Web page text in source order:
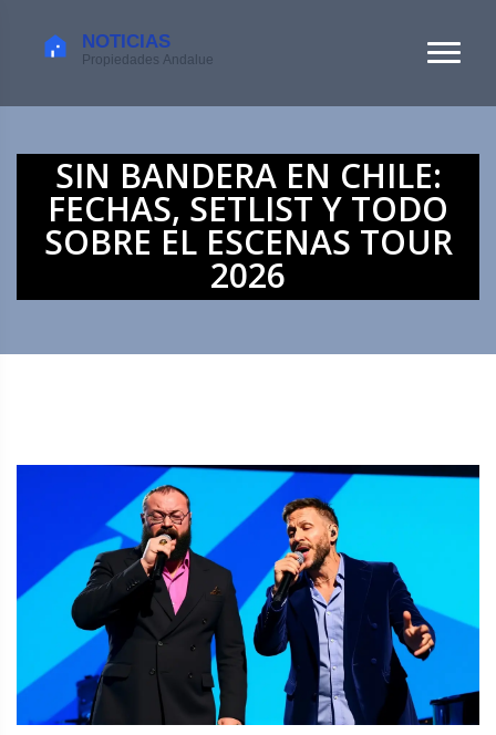
SIN BANDERA EN CHILE:
FECHAS, SETLIST Y TODO
SOBRE EL ESCENAS TOUR
2026